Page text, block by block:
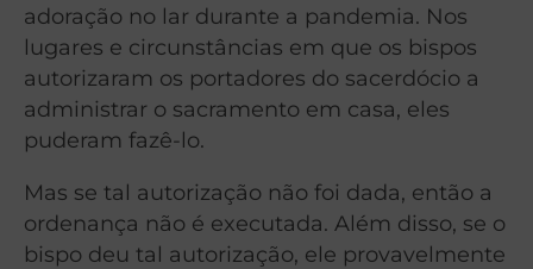
adoração no lar durante a pandemia. Nos
lugares e circunstâncias em que os bispos
autorizaram os portadores do sacerdócio a
administrar o sacramento em casa, eles
puderam fazê-lo.
Mas se tal autorização não foi dada, então a
ordenança não é executada. Além disso, se o
bispo deu tal autorização, ele provavelmente